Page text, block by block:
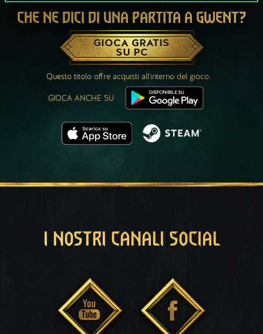
CHE NE DICI DI UNA PARTITA A GWENT?
GIOCA GRATIS
SU PC
Questo titolo offre acquisti all'interno del gioco.
GIOCA ANCHE SU
I NOSTRI CANALI SOCIAL